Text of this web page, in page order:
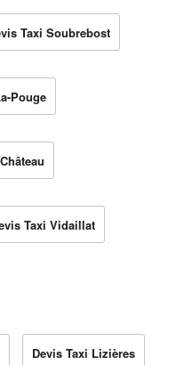
Taxi Soubrebost
Pouge
Taxi Vidaillat
Devis Taxi Lizières